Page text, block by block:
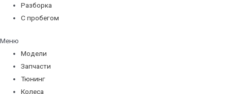
Разборка
С пробегом
Меню
Модели
Запчасти
Тюнинг
Колеса